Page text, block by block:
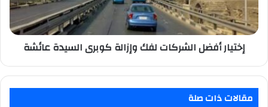
السيدة
عائشة
إختيار أفضل الشركات لفك وإزالة كوبرى السيدة عائشة
مقالات ذات صلة